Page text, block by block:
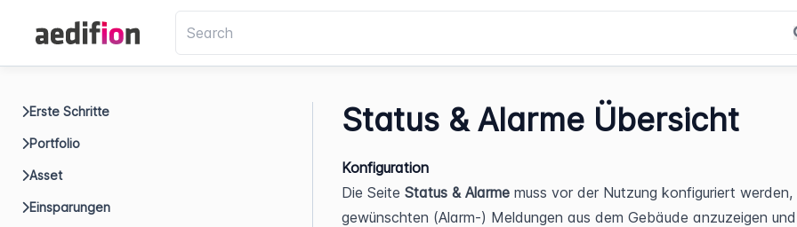
Erste Schritte
Portfolio
Asset
Einsparungen
Status & Alarme Übersicht
Konfiguration
Die Seite Status & Alarme muss vor der Nutzung konfiguriert werden,
gewünschten (Alarm-) Meldungen aus dem Gebäude anzuzeigen